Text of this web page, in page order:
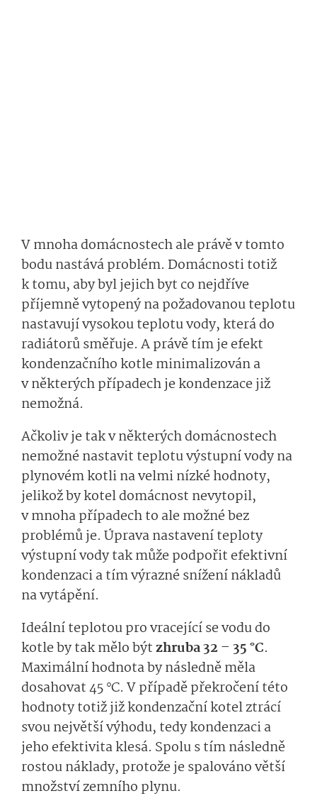
V mnoha domácnostech ale právě v tomto
bodu nastává problém. Domácnosti totiž
k tomu, aby byl jejich byt co nejdříve
příjemně vytopený na požadovanou teplotu
nastavují vysokou teplotu vody, která do
radiátorů směřuje. A právě tím je efekt
kondenzačního kotle minimalizován a
v některých případech je kondenzace již
nemožná.
Ačkoliv je tak v některých domácnostech
nemožné nastavit teplotu výstupní vody na
plynovém kotli na velmi nízké hodnoty,
jelikož by kotel domácnost nevytopil,
v mnoha případech to ale možné bez
problémů je. Úprava nastavení teploty
výstupní vody tak může podpořit efektivní
kondenzaci a tím výrazné snížení nákladů
na vytápění.
Ideální teplotou pro vracející se vodu do
kotle by tak mělo býtzhruba 32 – 35 °C.
Maximální hodnota by následně měla
dosahovat 45 °C. V případě překročení této
hodnoty totiž již kondenzační kotel ztrácí
svou největší výhodu, tedy kondenzaci a
jeho efektivita klesá. Spolu s tím následně
rostou náklady, protože je spalováno větší
množství zemního plynu.